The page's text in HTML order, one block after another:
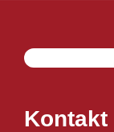
Kontakt